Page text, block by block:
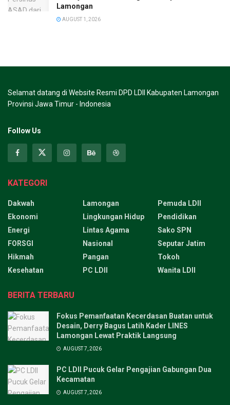
Lamongan
AUGUST 1, 2026
Selamat datang di Website Resmi DPD LDII Kabupaten Lamongan
Provinsi Jawa Timur - Indonesia
Follow Us
KATEGORI
Dakwah
Ekonomi
Energi
FORSGI
Hikmah
Kesehatan
Lamongan
Lingkungan Hidup
Lintas Agama
Nasional
Pangan
PC LDII
Pemuda LDII
Pendidikan
Sako SPN
Seputar Jatim
Tokoh
Wanita LDII
BERITA TERBARU
Fokus Pemanfaatan Kecerdasan Buatan untuk
Desain, Derry Bagus Latih Kader LINES
Lamongan Lewat Praktik Langsung
AUGUST 7, 2026
PC LDII Pucuk Gelar Pengajian Gabungan Dua
Kecamatan
AUGUST 7, 2026